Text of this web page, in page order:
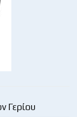
Γερίου